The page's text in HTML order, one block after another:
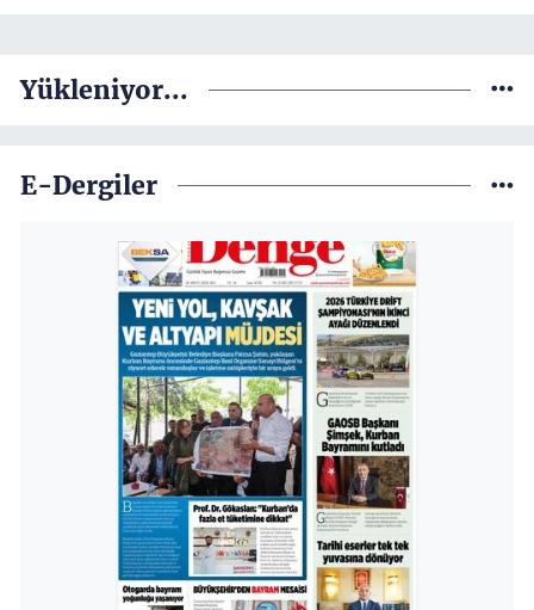
Yükleniyor...
E-Dergiler